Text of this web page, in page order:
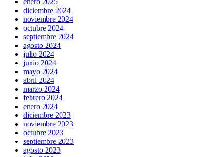
diciembre 2024
noviembre 2024
octubre 2024
septiembre 2024
agosto 2024
julio 2024
junio 2024
mayo 2024
abril 2024
marzo 2024
febrero 2024
enero 2024
diciembre 2023
noviembre 2023
octubre 2023
septiembre 2023
agosto 2023